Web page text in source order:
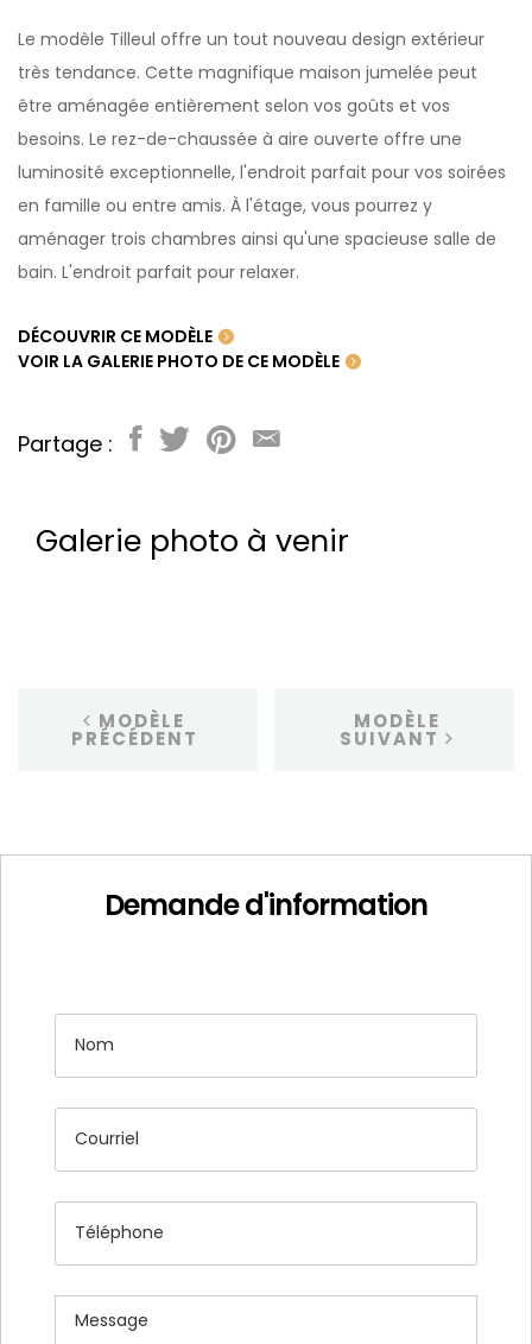
Le modèle Tilleul offre un tout nouveau design extérieur
très tendance. Cette magnifique maison jumelée peut
être aménagée entièrement selon vos goûts et vos
besoins. Le rez-de-chaussée à aire ouverte offre une
luminosité exceptionnelle, l'endroit parfait pour vos soirées
en famille ou entre amis. À l'étage, vous pourrez y
aménager trois chambres ainsi qu'une spacieuse salle de
bain. L'endroit parfait pour relaxer.
DÉCOUVRIR CE MODÈLE
VOIR LA GALERIE PHOTO DE CE MODÈLE
Partage :
Galerie photo à venir
MODÈLE
PRÉCÉDENT
MODÈLE
SUIVANT
Demande d'information